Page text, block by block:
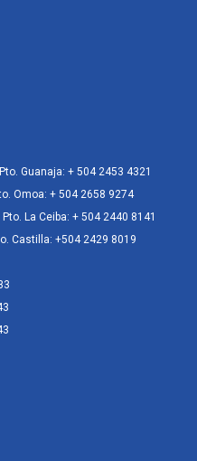
Pto. Guanaja: + 504 2453 4321
Omoa: + 504 2658 9274
Pto. La Ceiba: + 504 2440 8141
Castilla: +504 2429 8019